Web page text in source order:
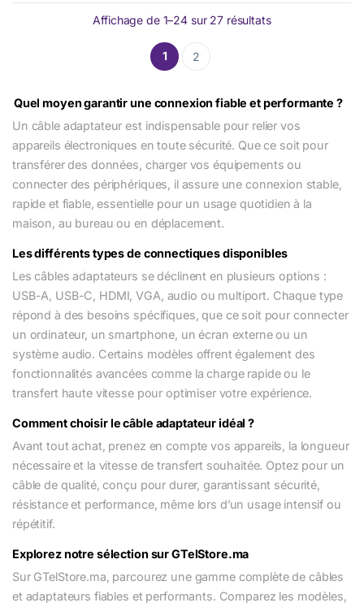
Affichage de 1–24 sur 27 résultats
1 2
Quel moyen garantir une connexion fiable et performante ?
Un câble adaptateur est indispensable pour relier vos
appareils électroniques en toute sécurité. Que ce soit pour
transférer des données, charger vos équipements ou
connecter des périphériques, il assure une connexion stable,
rapide et fiable, essentielle pour un usage quotidien à la
maison, au bureau ou en déplacement.
Les différents types de connectiques disponibles
Les câbles adaptateurs se déclinent en plusieurs options :
USB-A, USB-C, HDMI, VGA, audio ou multiport. Chaque type
répond à des besoins spécifiques, que ce soit pour connecter
un ordinateur, un smartphone, un écran externe ou un
système audio. Certains modèles offrent également des
fonctionnalités avancées comme la charge rapide ou le
transfert haute vitesse pour optimiser votre expérience.
Comment choisir le câble adaptateur idéal ?
Avant tout achat, prenez en compte vos appareils, la longueur
nécessaire et la vitesse de transfert souhaitée. Optez pour un
câble de qualité, conçu pour durer, garantissant sécurité,
résistance et performance, même lors d’un usage intensif ou
répétitif.
Explorez notre sélection sur GTelStore.ma
Sur GTelStore.ma, parcourez une gamme complète de câbles
et adaptateurs fiables et performants. Comparez les modèles,